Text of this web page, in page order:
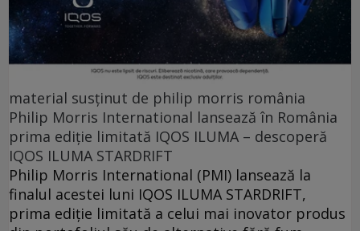
material susținut de philip morris românia
Philip Morris International lansează în România
prima ediție limitată IQOS ILUMA – descoperă
IQOS ILUMA STARDRIFT
Philip Morris International (PMI) lansează la
finalul acestei luni IQOS ILUMA STARDRIFT,
prima ediție limitată a celui mai inovator produs